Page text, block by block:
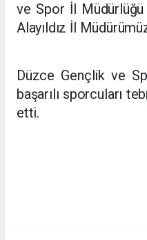
ve Spor İl
Alayıldız İl
Düzce Gençlik ve
başarılı sporcuları